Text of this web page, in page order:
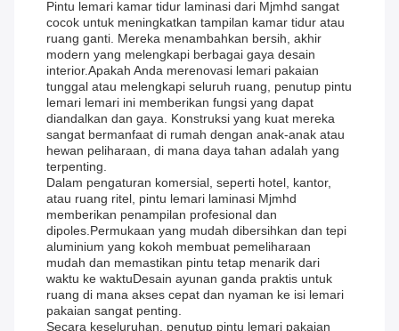
Pintu lemari kamar tidur laminasi dari Mjmhd sangat
cocok untuk meningkatkan tampilan kamar tidur atau
ruang ganti. Mereka menambahkan bersih, akhir
modern yang melengkapi berbagai gaya desain
interior.Apakah Anda merenovasi lemari pakaian
tunggal atau melengkapi seluruh ruang, penutup pintu
lemari lemari ini memberikan fungsi yang dapat
diandalkan dan gaya. Konstruksi yang kuat mereka
sangat bermanfaat di rumah dengan anak-anak atau
hewan peliharaan, di mana daya tahan adalah yang
terpenting.
Dalam pengaturan komersial, seperti hotel, kantor,
atau ruang ritel, pintu lemari laminasi Mjmhd
memberikan penampilan profesional dan
dipoles.Permukaan yang mudah dibersihkan dan tepi
aluminium yang kokoh membuat pemeliharaan
mudah dan memastikan pintu tetap menarik dari
waktu ke waktuDesain ayunan ganda praktis untuk
ruang di mana akses cepat dan nyaman ke isi lemari
pakaian sangat penting.
Secara keseluruhan, penutup pintu lemari pakaian